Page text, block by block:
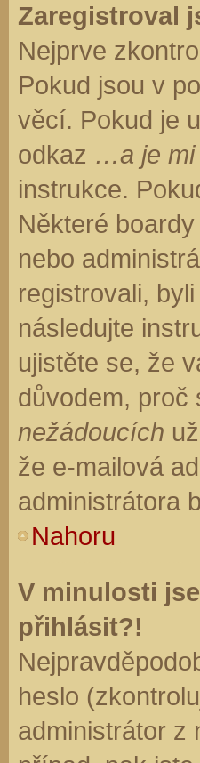
Zaregistroval
Nejprve
Pokud jsou v
věcí. Pokud je
odkaz …a je mi
instrukce.
Některé
nebo
registrovali,
následujte
ujistěte se, že
důvodem, proč
nežádoucích
že e-mailová
administrátora
Nahoru
V minulosti
přihlásit?!
heslo
administrátor z